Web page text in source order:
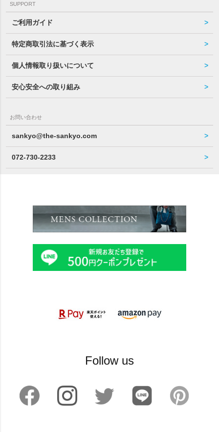
SUPPORT
ご利用ガイド
特定商取引法に基づく表示
個人情報取り扱いについて
安心安全への取り組み
お問い合わせ
sankyo@the-sankyo.com
072-730-2233
Follow us